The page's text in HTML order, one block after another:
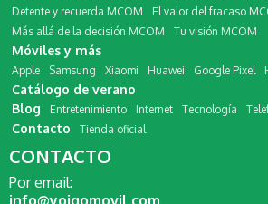
Detente y recuerda MCOM
El valor del fracaso
Más allá de la decisión MCOM
Tu visión MCOM
Móviles y más
Apple Samsung Xiaomi Huawei Google Pixel
Catálogo de verano
Blog
Entretenimiento Internet Tecnología
Contacto Tienda oficial
CONTACTO
Por email: